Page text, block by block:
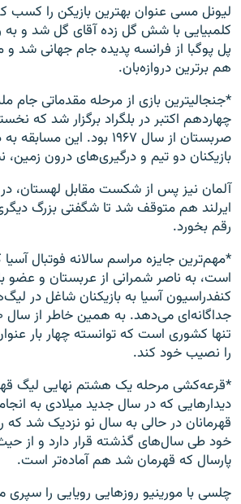
لیونل مسی عنوان بهترین بازیکن را کسب
کلمبیایی با شش گل زده آقای گل شد و به
پل پوگبا از فرانسه پدیده جام جهانی شد و
هم بر‌ترین دروازه‌بان.
*جنجالیترین بازی از مرحله مقدماتی جام
چهاردهم اکتبر در بلگراد برگزار شد که
صربستان از سال ۱۹۶۷ بود. این
بازیکنان دو تیم و درگیری‌های درون زمین،
آلمان نیز پس از شکست مقابل لهستان، در
ایرلند هم متوقف شد تا شگفتی بزرگ
رقم بخورد.
*مهم‌ترین جایزه مراسم سالانه فوتبال
است، به ناصر شمرانی از عربستان و عضو
کنفدراسیون آسیا به بازیکنان شاغل در
تنها کشوری است که توانسته چهار بار
را نصیب خود کند.
*قرعه‌کشی مرحله یک هشتم نهایی لیگ
دیدارهایی که در سال جدید میلادی به
قهرمانان در حالی به سال نو نزدیک شد که
خود طی سال‌های گذشته قرار دارد و از حیث
پارسال که قهرمان شد هم آماده‌تر است.
چلسی با مورینیو روزهایی رویایی را